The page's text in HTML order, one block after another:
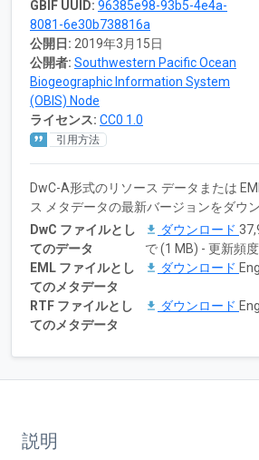
GBIF UUID: 96385e98-93b5-4e4a-
8081-6e30b738816a
公開日: 2019年3月15日
公開者: Southwestern Pacific Ocean
Biogeographic Information System
(OBIS) Node
ライセンス: CC0 1.0
引用方法
DwC-A形式のリソース データまたは
ス メタデータの最新バージョンをダウ
DwC ファイルとし
てのデータ
ダウンロード
で (1 MB) - 更新頻
EML ファイルとし
てのメタデータ
ダウンロード
RTF ファイルとし
てのメタデータ
ダウンロード
説明